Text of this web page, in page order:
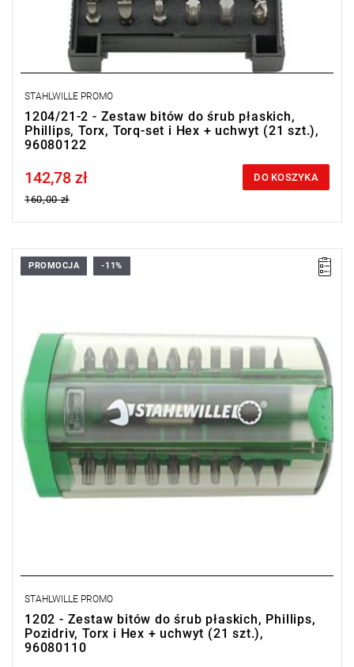
STAHLWILLE PROMO
1204/21-2 - Zestaw bitów do śrub płaskich,
Phillips, Torx, Torq-set i Hex + uchwyt (21 szt.),
96080122
Price tax included
142,78 zł
160,00 zł
DO KOSZYKA
PROMOCJA -11%
STAHLWILLE PROMO
1202 - Zestaw bitów do śrub płaskich, Phillips,
Pozidriv, Torx i Hex + uchwyt (21 szt.),
96080110